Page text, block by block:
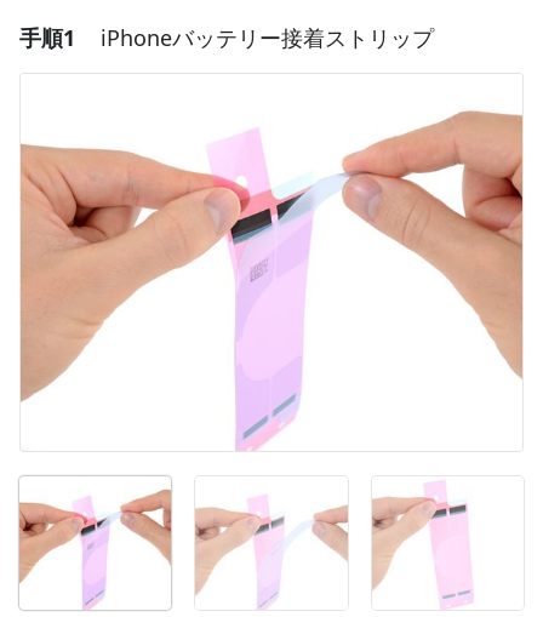
手順1 iPhoneバッテリー接着ストリップ